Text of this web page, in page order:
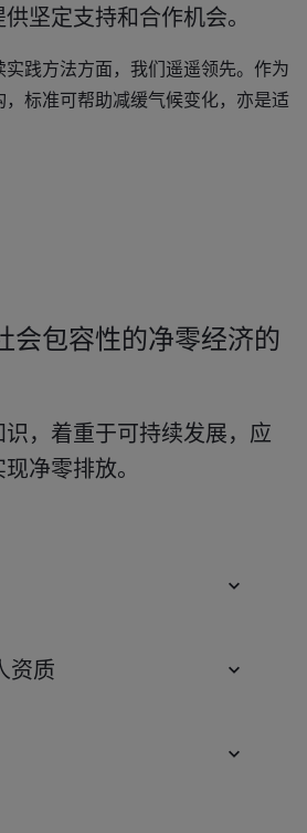
坚定支持和合作机会。
践方法方面，我们遥遥领先。作为
标准可帮助减缓气候变化，亦是适
会包容性的净零经济的
，着重于可持续发展，应
净零排放。
资质